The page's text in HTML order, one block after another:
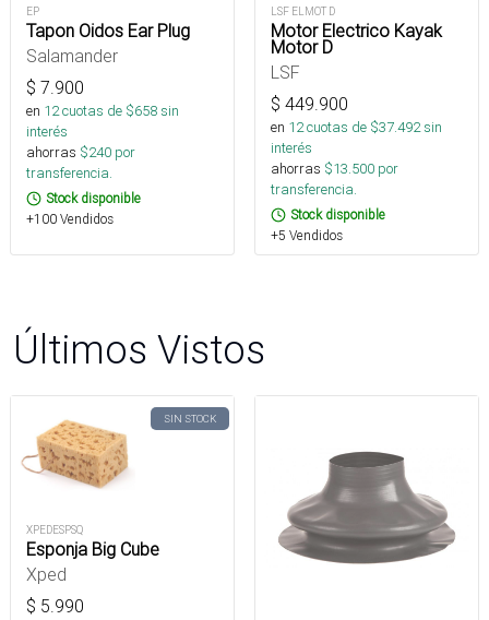
EP
Tapon Oidos Ear Plug
Salamander
$ 7.900
en 12cuotas de $658sin
interés
ahorras $240 por
transferencia.
Stock disponible
+100 Vendidos
LSF ELMOT D
Motor Electrico Kayak
Motor D
LSF
$ 449.900
en 12cuotas de $37.492sin
interés
ahorras $13.500 por
transferencia.
Stock disponible
+5 Vendidos
Últimos Vistos
SIN STOCK
XPEDESPSQ
Esponja Big Cube
Xped
$ 5.990